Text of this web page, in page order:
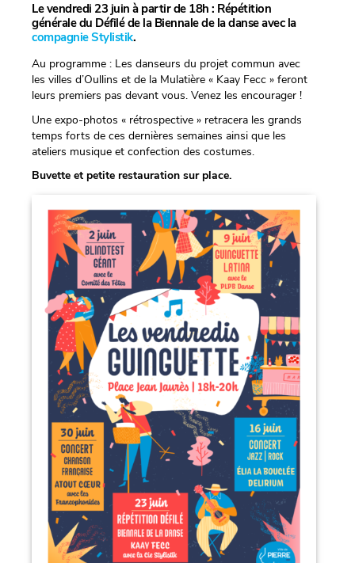
Le vendredi 23 juin à partir de 18h : Répétition
générale du Défilé de la Biennale de la danse avec la
compagnie Stylistik.
Au programme : Les danseurs du projet commun avec
les villes d’Oullins et de la Mulatière « Kaay Fecc » feront
leurs premiers pas devant vous. Venez les encourager !
Une expo-photos « rétrospective » retracera les grands
temps forts de ces dernières semaines ainsi que les
ateliers musique et confection des costumes.
Buvette et petite restauration sur place.